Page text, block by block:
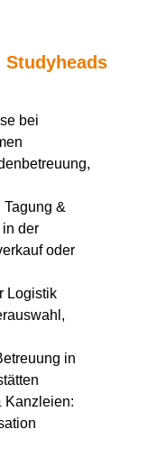
bei
Tagung &
in der
oder
Logistik
in
Kanzleien: